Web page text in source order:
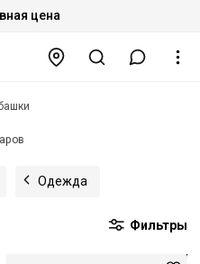
цена
Одежда
Фильтры